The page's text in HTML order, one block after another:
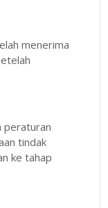
menerima
peraturan
tindak
ke tahap